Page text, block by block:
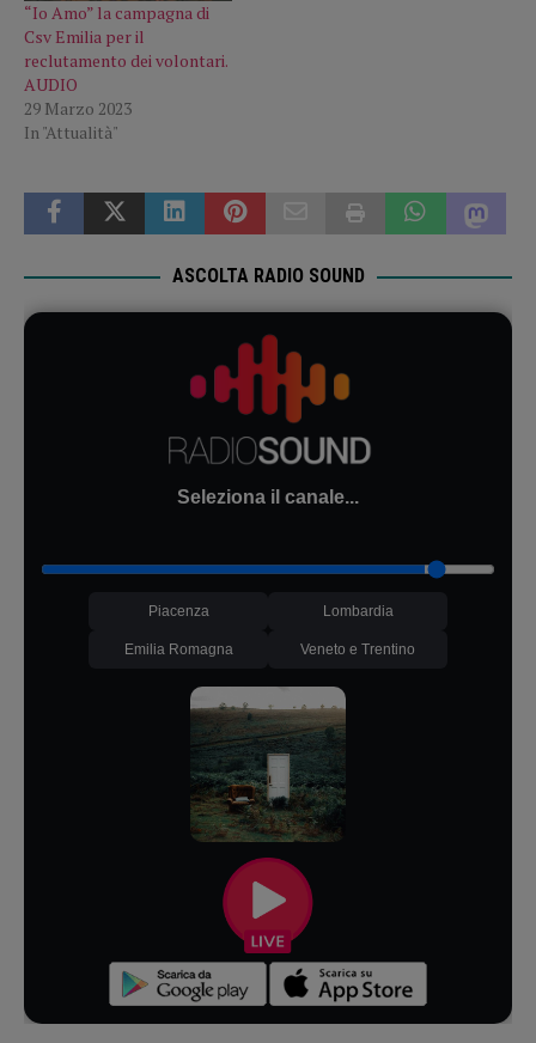
“Io Amo” la campagna di
Csv Emilia per il
reclutamento dei volontari.
AUDIO
29 Marzo 2023
In "Attualità"
ASCOLTA RADIO SOUND
Seleziona il canale...
Piacenza Lombardia
Emilia Romagna Veneto e Trentino